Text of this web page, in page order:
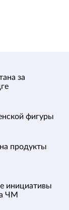
за
фигуры
продукты
инициативы
ЧМ